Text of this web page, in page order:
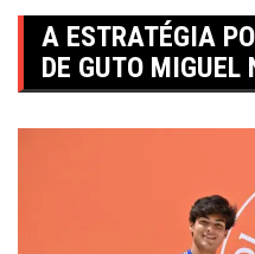
A ESTRATÉGIA
DE GUTO MIGUEL